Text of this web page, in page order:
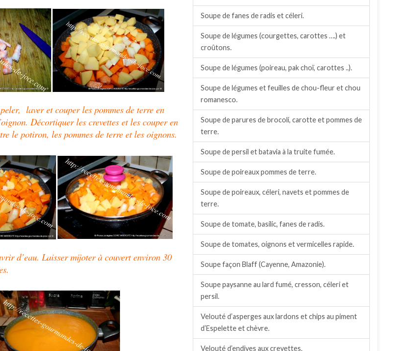
laver et couper les pommes de terre en
Décortiquer les crevettes et les couper en
le potiron, les pommes de terre et les oignons.
d’eau. Laisser mijoter à couvert environ 30
Soupe de fanes de radis et céleri.
Soupe de légumes (courgettes, carottes ….) et
croûtons.
Soupe de légumes (poireau, pak choï, carottes ..).
Soupe de légumes et feuilles de chou-fleur et chou
romanesco.
Soupe de parures de brocoli, carotte et pommes de
terre.
Soupe de persil et batavia à la truite fumée.
Soupe de poireaux pommes de terre.
Soupe de poireaux, céleri, navets et pommes de
terre.
Soupe de tomate, basilic, fanes de radis.
Soupe de tomates, oignons et vermicelles rapide.
Soupe façon Blaff (Cayenne, Amazonie).
Soupe paysanne au lard fumé, cresson, céleri et
persil.
Velouté d’asperges aux lardons et chips au piment
d’Espelette et chèvre.
Velouté d’endives aux crevettes.